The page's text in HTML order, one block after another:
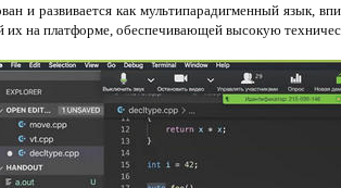
и развивается как мультипарадигменный язык,
на платформе, обеспечивающей высокую